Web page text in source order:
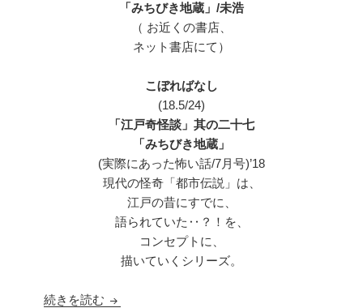
「みちびき地蔵」/未浩
（ お近くの書店、
ネット書店にて）
こぼればなし
(18.5/24)
「江戸奇怪談」其の二十七
「みちびき地蔵」
(実際にあった怖い話/7月号)’18
現代の怪奇「都市伝説」は、
江戸の昔にすでに、
語られていた‥？！を、
コンセプトに、
描いていくシリーズ。
続きを読む 「実怖」2018年7月号